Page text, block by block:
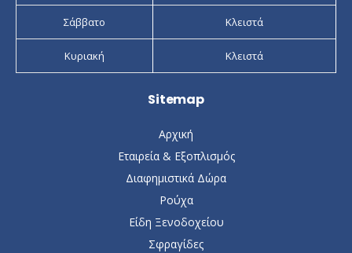
Σάββατο Κλειστά
Κυριακή Κλειστά
Sitemap
Αρχική
Εταιρεία & Εξοπλισμός
Διαφημιστικά Δώρα
Ρούχα
Είδη Ξενοδοχείου
Σφραγίδες